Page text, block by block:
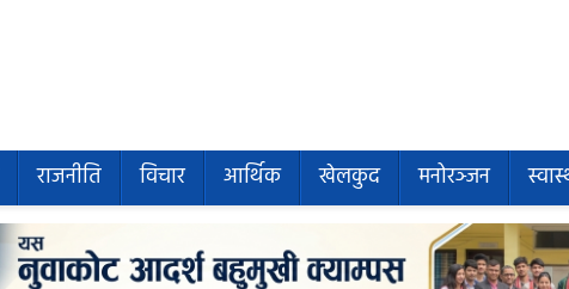
राजनीति विचार आर्थिक खेलकुद मनोरञ्जन